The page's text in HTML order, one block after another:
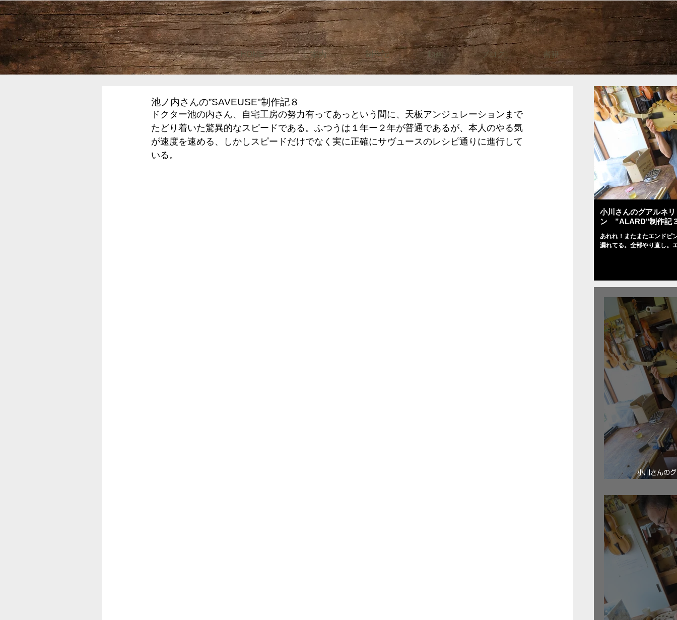
HOME ご案内 制作記 動画 ブログ 書籍
池ノ内さんの”SAVEUSE"制作記８
ドクター池の内さん、自宅工房の努力有ってあっという間に、天板アンジュレーションまで
たどり着いた驚異的なスピードである。ふつうは１年ー２年が普通であるが、本人のやる気
が速度を速める、しかしスピードだけでなく実に正確にサヴュースのレシピ通りに進行して
いる。
小川さんのグアルネ
ン ”ALARD"制作記
あれれ！またまたエンドピ
漏れてる。全部やり直し。
小川さんの